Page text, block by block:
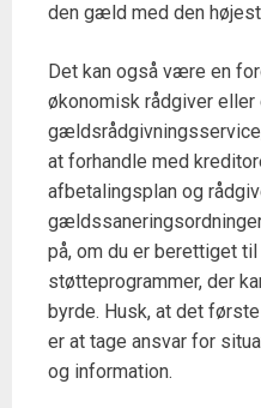
den gæld med den
Det kan også være en
økonomisk rådgiver eller
at forhandle med
afbetalingsplan og
på, om du er berettiget
støtteprogrammer, der
byrde. Husk, at det
er at tage ansvar for
og information.